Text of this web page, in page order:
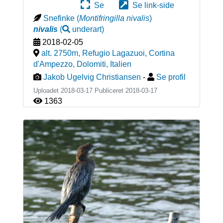
Se
Se link-side
Snefinke (Montifringilla nivalis)
nivalis( underart)
2018-02-05
alt. 2750m, Refugio Lagazuoi, Cortina
d'Ampezzo, Dolomiti, Italien
Jakob Ugelvig Christiansen - Se profil
Uploadet 2018-03-17 Publiceret 2018-03-17
1363